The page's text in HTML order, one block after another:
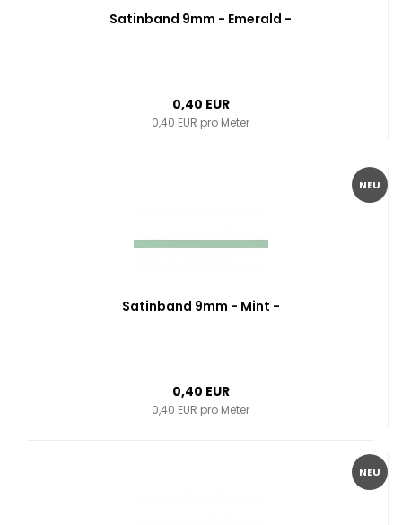
Satinband 9mm - Emerald -
0,40 EUR
0,40 EUR pro Meter
NEU
Satinband 9mm - Mint -
0,40 EUR
0,40 EUR pro Meter
NEU